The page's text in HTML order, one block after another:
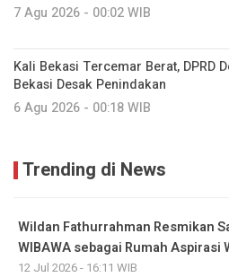
7 Agu 2026 - 00:02 WIB
Kali Bekasi Tercemar Berat, DPRD
Bekasi Desak Penindakan
6 Agu 2026 - 00:18 WIB
Trending di News
Wildan Fathurrahman Resmikan
WIBAWA sebagai Rumah Aspirasi
12 Jul 2026 - 16:11 WIB